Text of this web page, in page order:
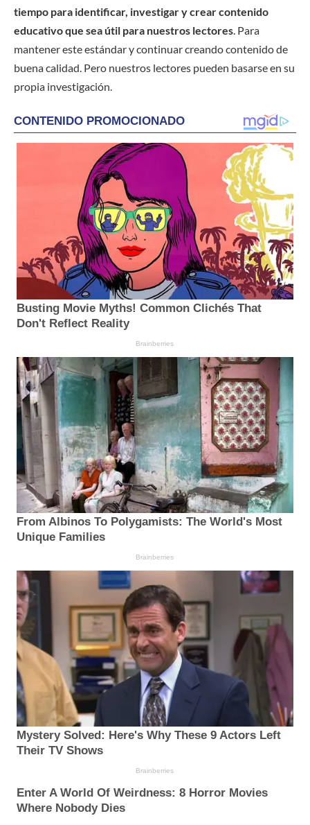
tiempo para identificar, investigar y crear contenido
educativo que sea útil para nuestros lectores . Para
mantener este estándar y continuar creando contenido de
buena calidad. Pero nuestros lectores pueden basarse en su
propia investigación.